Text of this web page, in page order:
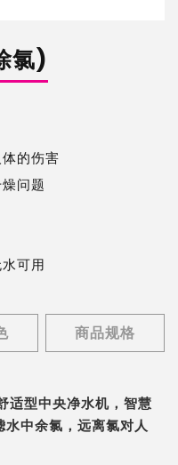
氯)
的伤害
问题
可用
商品规格
型中央净水机，智慧
中余氯，远离氯对人